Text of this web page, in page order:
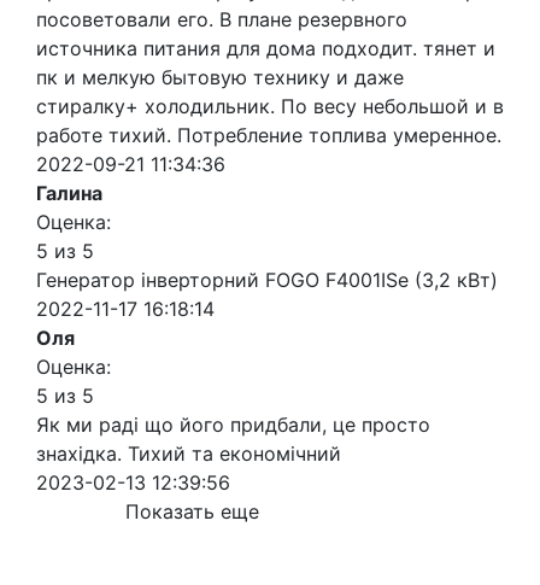
посоветовали его. В плане резервного
источника питания для дома подходит. тянет и
пк и мелкую бытовую технику и даже
стиралку+ холодильник. По весу небольшой и в
работе тихий. Потребление топлива умеренное.
2022-09-21 11:34:36
Галина
Оценка:
5 из 5
Генератор інверторний FOGO F4001ISe (3,2 кВт)
2022-11-17 16:18:14
Оля
Оценка:
5 из 5
Як ми раді що його придбали, це просто
знахідка. Тихий та економічний
2023-02-13 12:39:56
Показать еще